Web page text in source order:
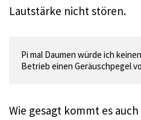
Lautstärke nicht stören.
Pi mal Daumen würde ich
Betrieb einen Geräuschpegel
Wie gesagt kommt es